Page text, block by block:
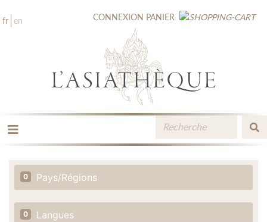
fr en CONNEXION PANIER
LES ÉDITIONS
LA LIBRAIRIE
CATALOGUE
MÉDIATHÈQUE
NOUVEAUTÉS / À PARAÎTRE
0 Pays/Régions
0 Langues